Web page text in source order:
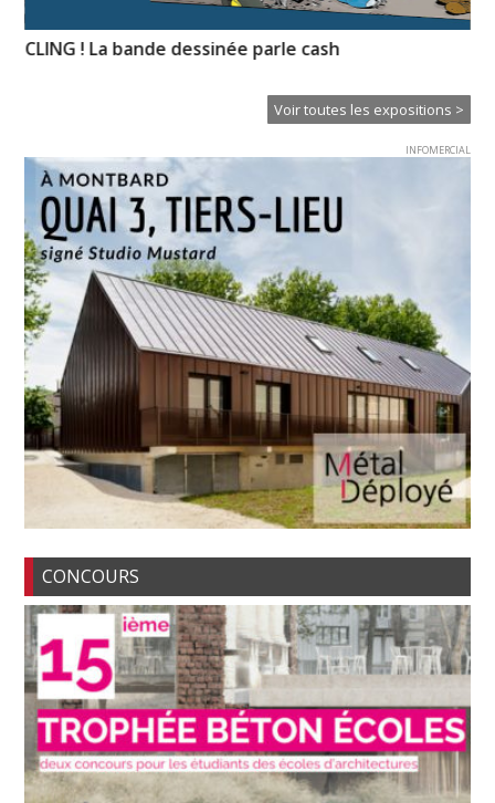
CLING ! La bande dessinée parle cash
Voir toutes les expositions >
INFOMERCIAL
CONCOURS